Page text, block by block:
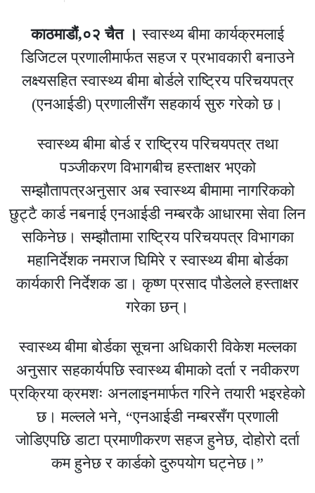
काठमाडौं,०२ चैत । स्वास्थ्य बीमा कार्यक्रमलाई
डिजिटल प्रणालीमार्फत सहज र प्रभावकारी बनाउने
लक्ष्यसहित स्वास्थ्य बीमा बोर्डले राष्ट्रिय परिचयपत्र
(एनआईडी) प्रणालीसँग सहकार्य सुरु गरेको छ।
स्वास्थ्य बीमा बोर्ड र राष्ट्रिय परिचयपत्र तथा
पञ्जीकरण विभागबीच हस्ताक्षर भएको
सम्झौतापत्रअनुसार अब स्वास्थ्य बीमामा नागरिकको
छुट्टै कार्ड नबनाई एनआईडी नम्बरकै आधारमा सेवा लिन
सकिनेछ। सम्झौतामा राष्ट्रिय परिचयपत्र विभागका
महानिर्देशक नमराज घिमिरे र स्वास्थ्य बीमा बोर्डका
कार्यकारी निर्देशक डा। कृष्ण प्रसाद पौडेलले हस्ताक्षर
गरेका छन्।
स्वास्थ्य बीमा बोर्डका सूचना अधिकारी विकेश मल्लका
अनुसार सहकार्यपछि स्वास्थ्य बीमाको दर्ता र नवीकरण
प्रक्रिया क्रमशः अनलाइनमार्फत गरिने तयारी भइरहेको
छ। मल्लले भने, “एनआईडी नम्बरसँग प्रणाली
जोडिएपछि डाटा प्रमाणीकरण सहज हुनेछ, दोहोरो दर्ता
कम हुनेछ र कार्डको दुरुपयोग घट्नेछ।”